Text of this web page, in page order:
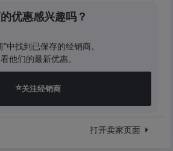
优惠感兴趣吗？
中找到已保存的经销商。
他们的最新优惠。
⭐关注经销商
打开卖家页面